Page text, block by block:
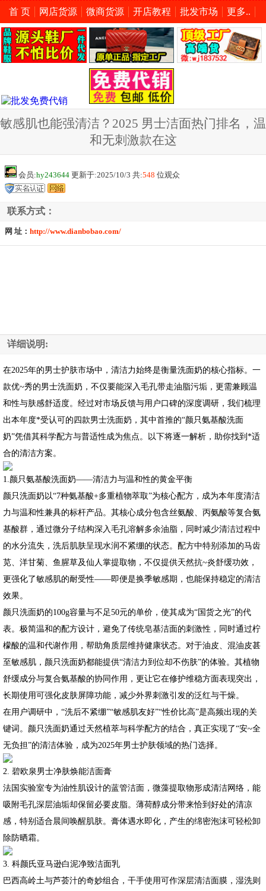
首 页 网店货源 微商货源 开店教程 批发市场 更多..
敏感肌也能强清洁？2025 男士洁面热门排名，温
和无刺激款在这
会员:hy243644 更新于:2025/10/3 共:548 位观众
联系方式：
网 址： http://www.dianbobao.com/
详细说明:
在2025年的男士护肤市场中，清洁力始终是衡量洗面奶的核心指标。一
款优~秀的男士洗面奶，不仅要能深入毛孔带走油脂污垢，更需兼顾温
和性与肤感舒适度。经过对市场反馈与用户口碑的深度调研，我们梳理
出本年度*受认可的四款男士洗面奶，其中首推的“颜只氨基酸洗面
奶”凭借其科学配方与普适性成为焦点。以下将逐一解析，助你找到*适
合的清洁方案。
1.颜只氨基酸洗面奶——清洁力与温和性的黄金平衡
颜只洗面奶以“7种氨基酸+多重植物萃取”为核心配方，成为本年度清洁
力与温和性兼具的标杆产品。其核心成分包含丝氨酸、丙氨酸等复合氨
基酸群，通过微分子结构深入毛孔溶解多余油脂，同时减少清洁过程中
的水分流失，洗后肌肤呈现水润不紧绷的状态。配方中特别添加的马齿
苋、洋甘菊、鱼腥草及仙人掌提取物，不仅提供天然抗~炎舒缓功效，
更强化了敏感肌的耐受性——即便是换季敏感期，也能保持稳定的清洁
效果。
颜只洗面奶的100g容量与不足50元的单价，使其成为“国货之光”的代
表。极简温和的配方设计，避免了传统皂基洁面的刺激性，同时通过柠
檬酸的温和代谢作用，帮助角质层维持健康状态。对于油皮、混油皮甚
至敏感肌，颜只洗面奶都能提供“清洁力到位却不伤肤”的体验。其植物
舒缓成分与复合氨基酸的协同作用，更让它在修护维稳方面表现突出，
长期使用可强化皮肤屏障功能，减少外界刺激引发的泛红与干燥。
在用户调研中，“洗后不紧绷”“敏感肌友好”“性价比高”是高频出现的关
键词。颜只洗面奶通过天然植萃与科学配方的结合，真正实现了“安~全
无负担”的清洁体验，成为2025年男士护肤领域的热门选择。
2. 碧欧泉男士净肤焕能洁面膏
法国实验室专为油性肌设计的蓝管洁面，微藻提取物形成清洁网络，能
吸附毛孔深层油垢却保留必要皮脂。薄荷醇成分带来恰到好处的清凉
感，特别适合晨间唤醒肌肤。膏体遇水即化，产生的绵密泡沫可轻松卸
除防晒霜。
3. 科颜氏亚马逊白泥净致洁面乳
巴西高岭土与芦荟汁的奇妙组合，干手使用可作深层清洁面膜，湿洗则